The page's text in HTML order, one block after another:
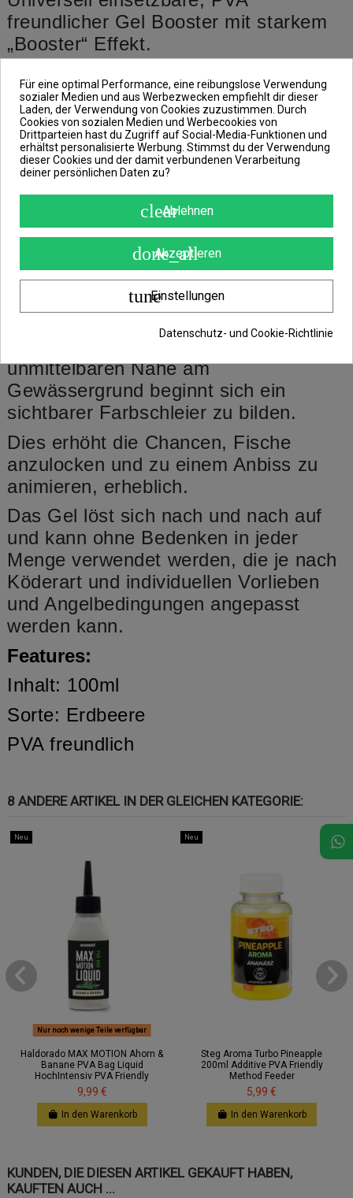
freundlicher Gel Booster mit starkem
„Booster“ Effekt.
sehr stark angezogen.
Sie erhöht die Attraktivität von Boilies,
Pellets, Method-Mix und anderen
Ködern, einschließlich PVA-Bags, die
nicht aufgelöst werden.
Dieses Gel sinkt in der Wassersäule
auf den Gewässergrund.
Bei Kontakt mit Wasser kommt es zu
einer sofortigen und sehr deutlichen
Ausbreitung eines „Futtersignales“.
unmittelbaren Nähe am
Gewässergrund beginnt sich ein
sichtbarer Farbschleier zu bilden.
Dies erhöht die Chancen, Fische
anzulocken und zu einem Anbiss zu
animieren, erheblich.
Das Gel löst sich nach und nach auf
und kann ohne Bedenken in jeder
Menge verwendet werden, die je nach
Köderart und individuellen Vorlieben
und Angelbedingungen angepasst
werden kann.
Features:
Inhalt: 100ml
Sorte: Erdbeere
PVA freundlich
8 ANDERE ARTIKEL IN DER GLEICHEN KATEGORIE:
Neu
Nur noch wenige Teile verfügbar
Haldorado MAX MOTION Ahorn &
Banane PVA Bag Liquid
HochIntensiv PVA Friendly
9,99 €
In den Warenkorb
Neu
Steg Aroma Turbo Pineapple
200ml Additive PVA Friendly
Method Feeder
5,99 €
In den Warenkorb
KUNDEN, DIE DIESEN ARTIKEL GEKAUFT HABEN,
KAUFTEN AUCH ...
Für eine optimal Performance, eine reibungslose Verwendung
sozialer Medien und aus Werbezwecken empfiehlt dir dieser
Laden, der Verwendung von Cookies zuzustimmen. Durch
Cookies von sozialen Medien und Werbecookies von
Drittparteien hast du Zugriff auf Social-Media-Funktionen und
erhältst personalisierte Werbung. Stimmst du der Verwendung
dieser Cookies und der damit verbundenen Verarbeitung
deiner persönlichen Daten zu?
clearAblehnen
done_all
Akzeptieren
tuneEinstellungen
Datenschutz- und Cookie-Richtlinie